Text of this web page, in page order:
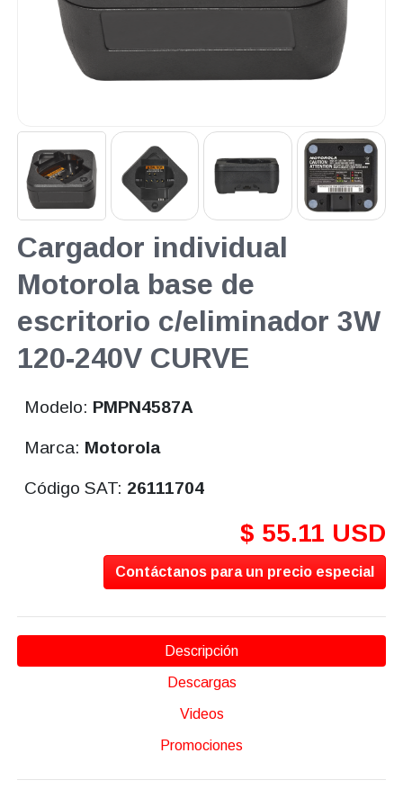
Cargador individual
Motorola base de
escritorio c/eliminador 3W
120-240V CURVE
Modelo: PMPN4587A
Marca: Motorola
Código SAT: 26111704
$ 55.11 USD
Contáctanos para un precio especial
Descripción
Descargas
Videos
Promociones